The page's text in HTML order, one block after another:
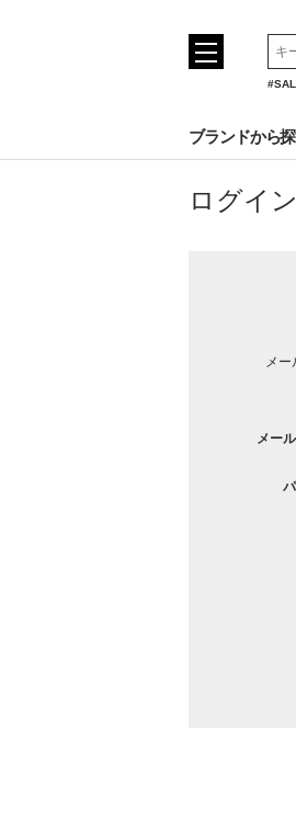
ブランドから
ログイン
メ
メー